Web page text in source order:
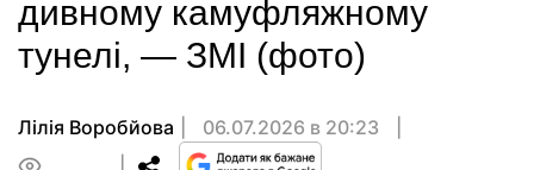
дивному камуфляжному
тунелі, — ЗМІ (фото)
Лілія Воробйова
06.07.2026 в 20:23